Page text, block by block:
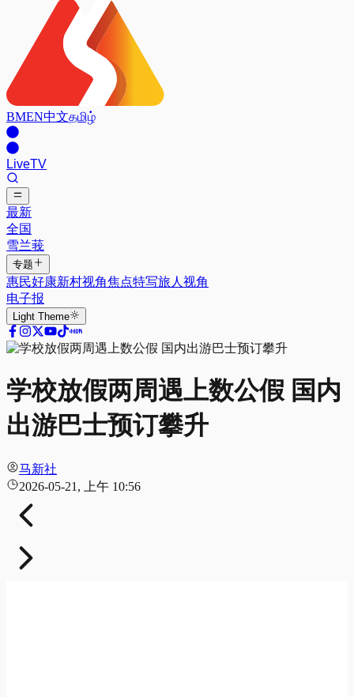
BMEN中文தமிழ்
LiveTV
最新
全国
雪兰莪
专题
惠民好康新村视角焦点特写旅人视角
电子报
Light Theme
学校放假两周遇上数公假 国内
出游巴士预订攀升
马新社
2026-05-21, 上午 10:56